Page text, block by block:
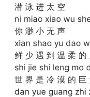
潜 泳 进 太 空
ni miao xiao wu
你 渺 小 无 声
xian shao yu dao
鲜 少 遇 到 温 柔 的
shi jie shi leng mo
世 界 是 冷 漠 的 巨
dan yue guang zhi